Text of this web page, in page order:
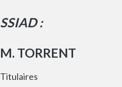
SSIAD :
M. TORRENT
Titulaires